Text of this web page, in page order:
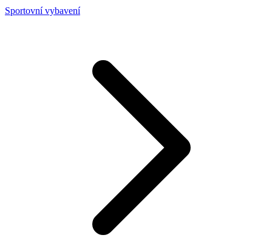
Sportovní vybavení